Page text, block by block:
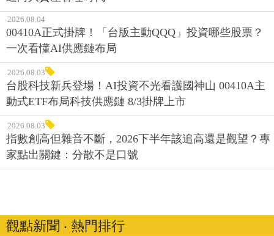
2026.08.04
00410A正式掛牌！「台版主動QQQ」投資哪些股票？
一次看懂AI供應鏈布局
2026.08.03
台股科技新兵登場！AI投資不光看護國神山 00410A主
動式ETF布局科技供應鏈 8/3掛牌上市
2026.08.03
指數創高但雜音不斷，2026下半年該追高還是觀望？專
家點出關鍵：分散不是口號
觀點新聞 ‧ 熱門排行